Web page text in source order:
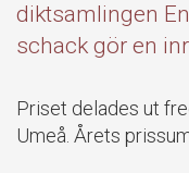
diktsamlingen
schack gör en
Priset delades ut
Umeå. Årets